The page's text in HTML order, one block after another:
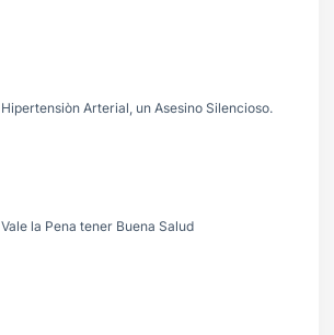
Hipertensiòn Arterial, un Asesino Silencioso.
Vale la Pena tener Buena Salud